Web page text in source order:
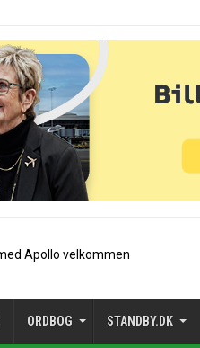
ORDBOG STANDBY.DK